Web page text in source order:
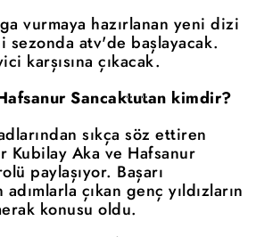
vurmaya hazırlanan yeni dizi
sezonda atv'de başlayacak.
karşısına çıkacak.
Sancaktutan kimdir?
sıkça söz ettiren
Kubilay Aka ve Hafsanur
paylaşıyor. Başarı
çıkan genç yıldızların
konusu oldu.